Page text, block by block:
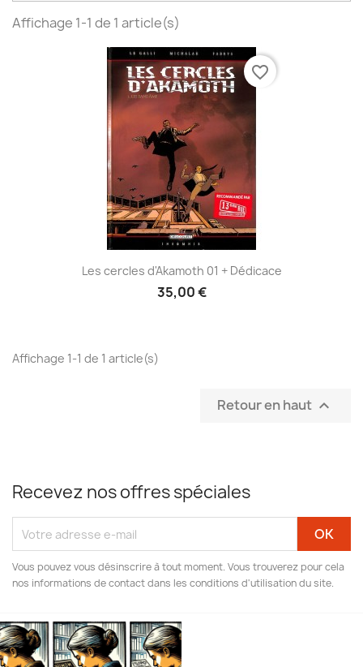
Affichage 1-1 de 1 article(s)
Les cercles d'Akamoth 01 + Dédicace
35,00 €
favorite_border
Affichage 1-1 de 1 article(s)
Retour en haut 
Recevez nos offres spéciales
Vous pouvez vous désinscrire à tout moment. Vous trouverez pour cela
nos informations de contact dans les conditions d'utilisation du site.